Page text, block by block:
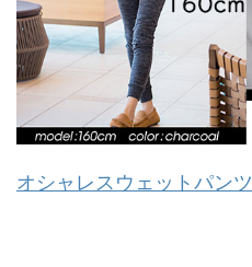
オシャレスウェットパンツ